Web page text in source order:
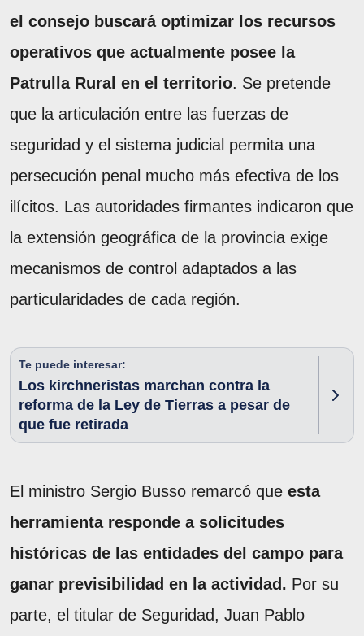
el consejo buscará optimizar los recursos
operativos que actualmente posee la
Patrulla Rural en el territorio. Se pretende
que la articulación entre las fuerzas de
seguridad y el sistema judicial permita una
persecución penal mucho más efectiva de los
ilícitos. Las autoridades firmantes indicaron que
la extensión geográfica de la provincia exige
mecanismos de control adaptados a las
particularidades de cada región.
Te puede interesar:
Los kirchneristas marchan contra la
reforma de la Ley de Tierras a pesar de
que fue retirada
El ministro Sergio Busso remarcó que esta
herramienta responde a solicitudes
históricas de las entidades del campo para
ganar previsibilidad en la actividad. Por su
parte, el titular de Seguridad, Juan Pablo